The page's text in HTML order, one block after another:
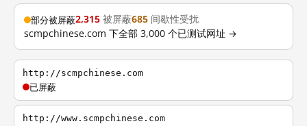
部分被屏蔽2,315 被屏蔽685 间歇性受扰
scmpchinese.com 下全部 3,000 个已测试网址 →
http://scmpchinese.com
已屏蔽
http://www.scmpchinese.com